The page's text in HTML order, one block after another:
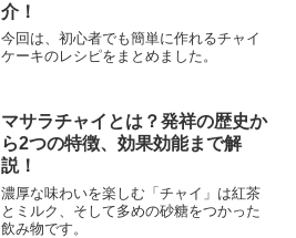
介！
今回は、初心者でも簡単に作れるチャイ
ケーキのレシピをまとめました。
マサラチャイとは？発祥の歴史か
ら2つの特徴、効果効能まで解
説！
濃厚な味わいを楽しむ「チャイ」は紅茶
とミルク、そして多めの砂糖をつかった
飲み物です。